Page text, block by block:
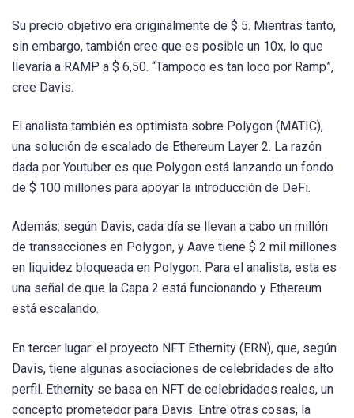
Su precio objetivo era originalmente de $ 5. Mientras tanto,
sin embargo, también cree que es posible un 10x, lo que
llevaría a RAMP a $ 6,50. “Tampoco es tan loco por Ramp”,
cree Davis.
El analista también es optimista sobre Polygon (MATIC),
una solución de escalado de Ethereum Layer 2. La razón
dada por Youtuber es que Polygon está lanzando un fondo
de $ 100 millones para apoyar la introducción de DeFi.
Además: según Davis, cada día se llevan a cabo un millón
de transacciones en Polygon, y Aave tiene $ 2 mil millones
en liquidez bloqueada en Polygon. Para el analista, esta es
una señal de que la Capa 2 está funcionando y Ethereum
está escalando.
En tercer lugar: el proyecto NFT Ethernity (ERN), que, según
Davis, tiene algunas asociaciones de celebridades de alto
perfil. Ethernity se basa en NFT de celebridades reales, un
concepto prometedor para Davis. Entre otras cosas, la